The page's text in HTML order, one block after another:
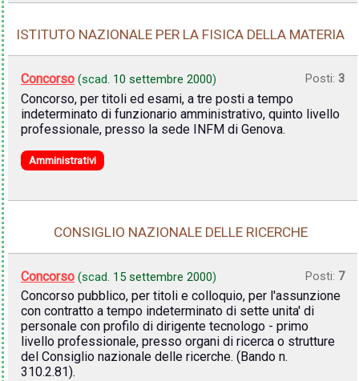
ISTITUTO NAZIONALE PER LA FISICA DELLA MATERIA
Concorso (scad. 10 settembre 2000) Posti: 3
Concorso, per titoli ed esami, a tre posti a tempo
indeterminato di funzionario amministrativo, quinto livello
professionale, presso la sede INFM di Genova.
Amministrativi
CONSIGLIO NAZIONALE DELLE RICERCHE
Concorso (scad. 15 settembre 2000) Posti: 7
Concorso pubblico, per titoli e colloquio, per l'assunzione
con contratto a tempo indeterminato di sette unita' di
personale con profilo di dirigente tecnologo - primo
livello professionale, presso organi di ricerca o strutture
del Consiglio nazionale delle ricerche. (Bando n.
310.2.81).